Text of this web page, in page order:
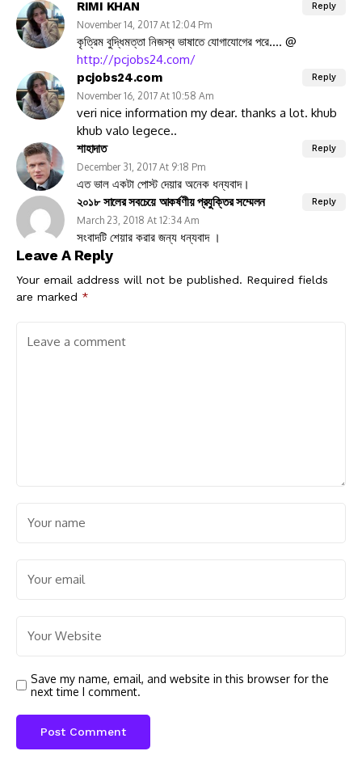
RIMI KHAN
November 14, 2017 At 12:04 Pm
কৃত্রিম বুদ্ধিমত্তা নিজস্ব ভাষাতে যোগাযোগের পরে…. @
http://pcjobs24.com/
Reply
pcjobs24.com
November 16, 2017 At 10:58 Am
veri nice information my dear. thanks a lot. khub
khub valo legece..
Reply
শাহাদাত
December 31, 2017 At 9:18 Pm
এত ভাল একটা পোস্ট দেয়ার অনেক ধন্যবাদ।
Reply
২০১৮ সালের সবচেয়ে আকর্ষণীয় প্রযুক্তির সম্মেলন
March 23, 2018 At 12:34 Am
সংবাদটি শেয়ার করার জন্য ধন্যবাদ ।
Reply
Leave A Reply
Your email address will not be published. Required fields
are marked *
Save my name, email, and website in this browser for the
next time I comment.